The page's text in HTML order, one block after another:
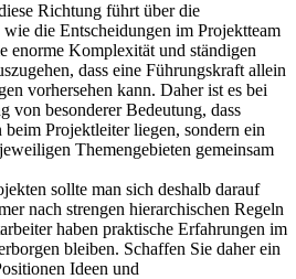
Richtung führt über die
die Entscheidungen im Projektteam
enorme Komplexität und ständigen
dass eine Führungskraft allein
vorhersehen kann. Daher ist es bei
von besonderer Bedeutung, dass
Projektleiter liegen, sondern ein
Themengebieten gemeinsam
sollte man sich deshalb darauf
nach strengen hierarchischen Regeln
haben praktische Erfahrungen im
bleiben. Schaffen Sie daher ein
Ideen und